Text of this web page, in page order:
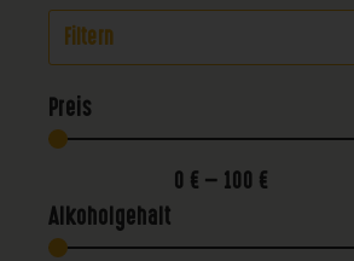
Filtern
Preis
0 € — 100 €
Alkoholgehalt